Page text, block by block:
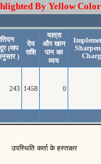
By Yellow
(माप
)
देय
राशि
यात्रा
और खान
पान का
व्यय
243 1458 0
उपस्थिति कर्ता के हस्ताक्षर